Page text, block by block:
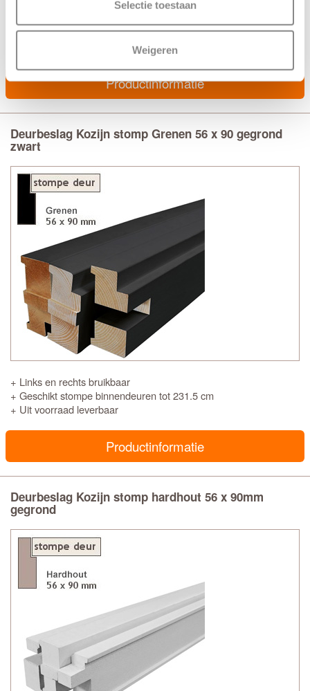
Selectie toestaan
Weigeren
+ Links en rechts bruikbaar
+ Geschikt stompe binnendeuren tot 231.5 cm
Productinformatie
Deurbeslag Kozijn stomp Grenen 56 x 90 gegrond
zwart
+ Links en rechts bruikbaar
+ Geschikt stompe binnendeuren tot 231.5 cm
+ Uit voorraad leverbaar
Productinformatie
Deurbeslag Kozijn stomp hardhout 56 x 90mm
gegrond